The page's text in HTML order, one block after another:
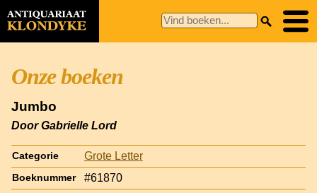
Onze boeken
Jumbo
Door Gabrielle Lord
Categorie Grote Letter
Boeknummer #61870